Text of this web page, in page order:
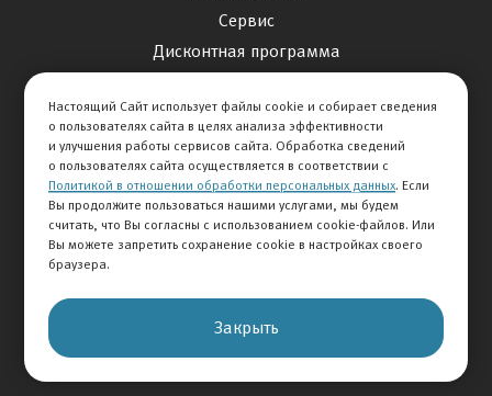
Сервис
Дисконтная программа
Отзывы
Оставить отзыв
Отзывы на авто
Отзывы о компании
История Компании
Вакансии
Настоящий Сайт использует файлы cookie и собирает сведения
о пользователях сайта в целях анализа эффективности
и улучшения работы сервисов сайта. Обработка сведений
о пользователях сайта осуществляется в соответствии с
Политикой в отношении обработки персональных данных. Если
Вы продолжите пользоваться нашими услугами, мы будем
считать, что Вы согласны с использованием cookie-файлов. Или
Вы можете запретить сохранение cookie в настройках своего
браузера.
Закрыть